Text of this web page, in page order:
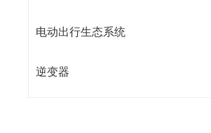
电动出行生态系统
逆变器